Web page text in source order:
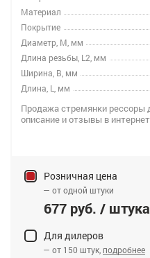
Материал
Покрытие
Диаметр, M, мм
Длина резьбы, L2, мм
Ширина, B, мм
Длина, L, мм
Продажа стремянки рессоры
описание и отзывы в
Розничная цена
— от одной штуки
677 руб. / штука
Для дилеров
— от 150 штук, подробнее